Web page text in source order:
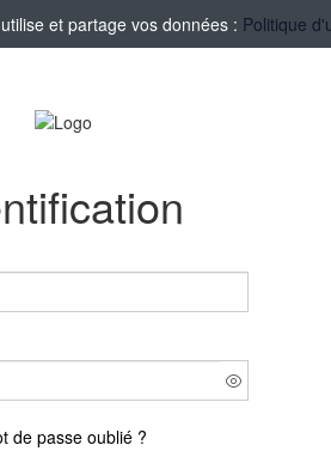
et partage vos données : Politique
de passe oublié ?